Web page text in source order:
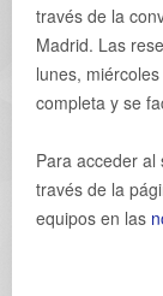
través de la
Madrid. Las
lunes,
completa y se
Para acceder
través de la
equipos en las